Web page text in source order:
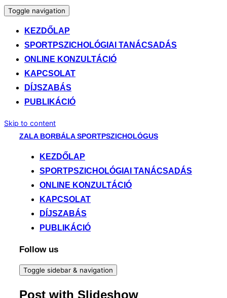
Toggle navigation
KEZDŐLAP
SPORTPSZICHOLÓGIAI TANÁCSADÁS
ONLINE KONZULTÁCIÓ
KAPCSOLAT
DÍJSZABÁS
PUBLIKÁCIÓ
Skip to content
ZALA BORBÁLA SPORTPSZICHOLÓGUS
KEZDŐLAP
SPORTPSZICHOLÓGIAI TANÁCSADÁS
ONLINE KONZULTÁCIÓ
KAPCSOLAT
DÍJSZABÁS
PUBLIKÁCIÓ
Follow us
Toggle sidebar & navigation
Post with Slideshow